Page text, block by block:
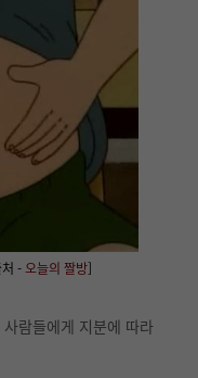
-오늘의 짤방]
사람들에게 지분에 따라